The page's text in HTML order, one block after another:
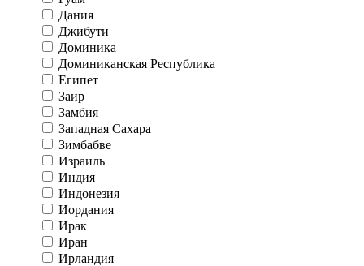
Дания
Джибути
Доминика
Доминиканская Республика
Египет
Заир
Замбия
Западная Сахара
Зимбабве
Израиль
Индия
Индонезия
Иордания
Ирак
Иран
Ирландия